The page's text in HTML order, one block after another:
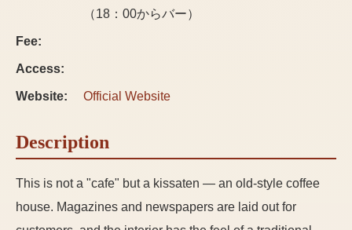
（18：00からバー）
Fee:
Access:
Website: Official Website
Description
This is not a "cafe" but a kissaten — an old-style coffee
house. Magazines and newspapers are laid out for